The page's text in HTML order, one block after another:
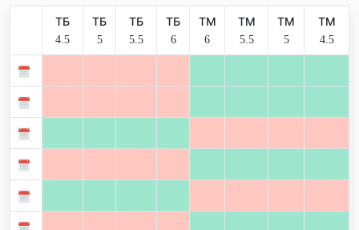
ТБ
4.5
ТБ
5
ТБ
5.5
ТБ
6
ТМ
6
ТМ
5.5
ТМ
5
ТМ
4.5